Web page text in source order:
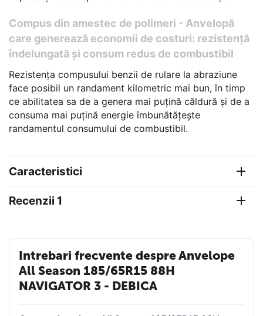
Compus din amestec de polimeri - Anvelopă
care generează economii de costuri: rezistență
îndelungată și consum redus de combustibil
Rezistența compusului benzii de rulare la abraziune
face posibil un randament kilometric mai bun, în timp
ce abilitatea sa de a genera mai puțină căldură și de a
consuma mai puțină energie îmbunătățește
randamentul consumului de combustibil.
Caracteristici
Recenzii 1
Intrebari frecvente despre Anvelope
All Season 185/65R15 88H
NAVIGATOR 3 - DEBICA